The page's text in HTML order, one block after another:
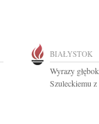
BIAŁYSTOK
Wyrazy
Szuleckiemu